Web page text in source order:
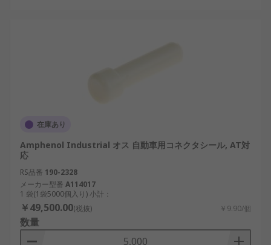
在庫あり
Amphenol Industrial オス 自動車用コネクタシール, AT対
応
RS品番 190-2328
メーカー型番 A114017
1 袋(1袋5000個入り) 小計：
￥49,500.00(税抜) ￥9.90/個
数量